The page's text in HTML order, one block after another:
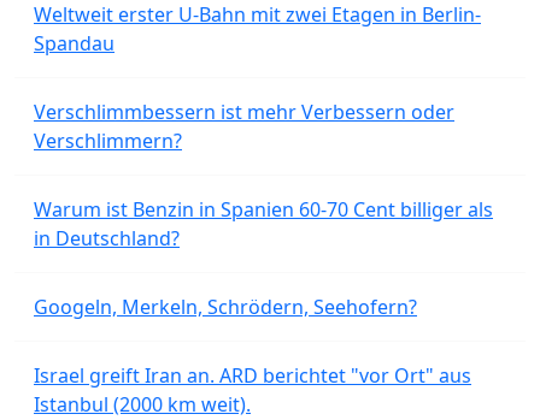
Weltweit erster U-Bahn mit zwei Etagen in Berlin-
Spandau
Verschlimmbessern ist mehr Verbessern oder
Verschlimmern?
Warum ist Benzin in Spanien 60-70 Cent billiger als
in Deutschland?
Googeln, Merkeln, Schrödern, Seehofern?
Israel greift Iran an. ARD berichtet "vor Ort" aus
Istanbul (2000 km weit).